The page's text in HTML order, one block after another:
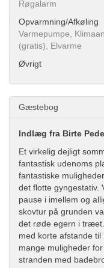
Røgalarm
Opvarmning/Afkøling
Varmepumpe,
(gratis), Elvarme
Øvrigt
Gæstebog
Indlæg fra Birte
Et virkelig dejligt
fantastisk udenoms
fantastiske
det flotte gyngestativ.
pause i imellem og
skovtur på grunden
det røde egern i
med korte afstande
mange muligheder
stranden med